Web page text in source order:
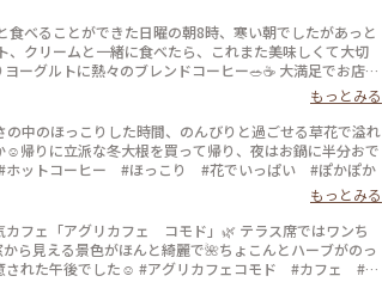
べることができた日曜の朝8時、寒い朝でしたがあっと
クリームと一緒に食べたら、これまた美味しくて大切
ーグルトに熱々のブレンドコーヒー🥗☕️ 大満足でお店を
店です🌿 2026.1.25 #アグリカフェコモド #モーニン
カフェ
もっとみる
中のほっこりした時間、のんびりと過ごせる草花で溢れ
帰りに立派な冬大根を買って帰り、夜はお鍋に半分おで
ホットコーヒー #ほっこり #花でいっぱい #ぽかぽか
もっとみる
フェ「アグリカフェ コモド」🌿 テラス席ではワンち
ら見える景色がほんと綺麗で🌺ちょこんとハーブがのっ
された午後でした☺️ #アグリカフェコモド #カフェ #コ